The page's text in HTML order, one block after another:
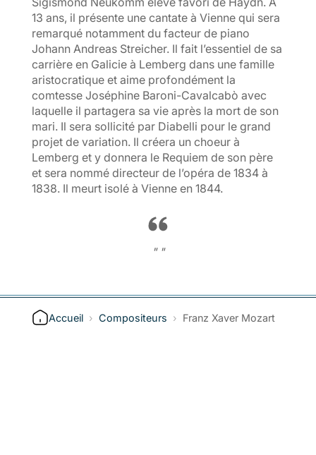
13 ans, il présente une cantate à Vienne qui sera
remarqué notamment du facteur de piano
Johann Andreas Streicher. Il fait l’essentiel de sa
carrière en Galicie à Lemberg dans une famille
aristocratique et aime profondément la
comtesse Joséphine Baroni-Cavalcabò avec
laquelle il partagera sa vie après la mort de son
mari. Il sera sollicité par Diabelli pour le grand
projet de variation. Il créera un choeur à
Lemberg et y donnera le Requiem de son père
et sera nommé directeur de l’opéra de 1834 à
1838. Il meurt isolé à Vienne en 1844.
" "
Accueil › Compositeurs › Franz Xaver Mozart